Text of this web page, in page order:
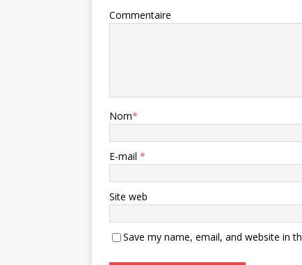
Commentaire
Nom*
E-mail *
Site web
Save my name, email, and website in